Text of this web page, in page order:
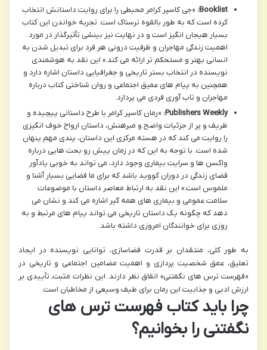
Booklist: «جی کاسپر کرامر محیطی را برای روایت داستانش انتخاب
کرده است که به طور بالقوه ترسناک است. تجربه خواندن این کتاب
بسیار هیجان انگیز است و در نهایت نیز بینشی تأثیرگذار در مورد
اهمیت زندگی مهاجران و ظرفیت درونی هر فرد برای تبدیل شدن به
انسانی بهتر و مستحکم تر ارائه می کند.» این نقد به هوشمندی
نویسنده در انتخاب بستر تاریخی و جغرافیایی داستان اشاره دارد و
همچنین به پیام های عمیق اجتماعی و روان شناختی کتاب درباره
مهاجران و تاب آوری فردی می پردازد.
Publishers Weekly: «رمان کاسپر کرامر با طرح داستانی پیچیده و
ظریف و پر از جزئیات واضح و مبرهنش، داستان ارواح خوف انگیزی
را روایت می کند که در هسته مرکزی این داستان، پندی مهم پنهان
شده است. با توجه به این که در زمان پیش رو بحث هایی درباره
واکسن ها و سرایت بیماری وجود دارد، می تواند به خوبی یادآور
فضای زندگی در دوران کووید باشد که برای ما فضایی بسیار آشنا و
ملموس است.» این نقد به ارتباط معاصر داستان با موضوعات
سلامت عمومی و بیماری های همه گیر اشاره می کند و نشان می
دهد که چگونه یک داستان تاریخی می تواند پیام های مرتبط و به
روزی برای خوانندگان امروزی داشته باشد.
به طور کلی، منتقدان بر قدرت فضاسازی، توانایی نویسنده در ایجاد
تعلیق، عمق شخصیت پردازی و اهمیت مضامین اجتماعی و تاریخی در
«فهرست ترس های نگفتنی» اتفاق نظر دارند. این نظرات مثبت، تأییدی بر
ارزش ادبی و جذابیت این رمان برای طیف وسیعی از مخاطبان است.
چرا باید کتاب فهرست ترس های
نگفتنی را بخوانیم؟